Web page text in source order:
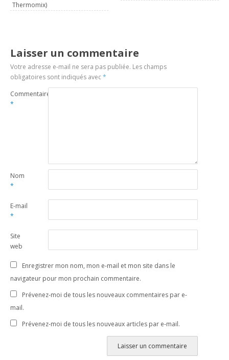
Thermomix)
Laisser un commentaire
Votre adresse e-mail ne sera pas publiée. Les champs
obligatoires sont indiqués avec*
Commentaire
*
Nom
*
E-mail
*
Site
web
Enregistrer mon nom, mon e-mail et mon site dans le
navigateur pour mon prochain commentaire.
Prévenez-moi de tous les nouveaux commentaires par e-
mail.
Prévenez-moi de tous les nouveaux articles par e-mail.